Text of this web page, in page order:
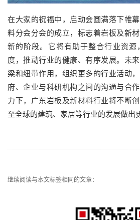
在大家的祝福中，启动会圆满落下帷
料分会分会的成立，标志着岩板及新
新的阶段。它将有助于整合行业资源
度，推动行业的健康、有序发展。未
梁和纽带作用，组织更多的行业活动
府、企业与科研机构之间的沟通与合
力下，广东岩板及新材料行业将不断
至全球的建筑、家居等行业的发展做出
继续阅读与本文标签相同的文章：